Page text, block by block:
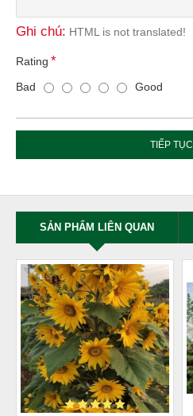
Ghi chú: HTML is not translated!
Rating
Bad
Good
TIẾP TỤC
SẢN PHẨM LIÊN QUAN